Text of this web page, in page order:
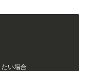
い場合